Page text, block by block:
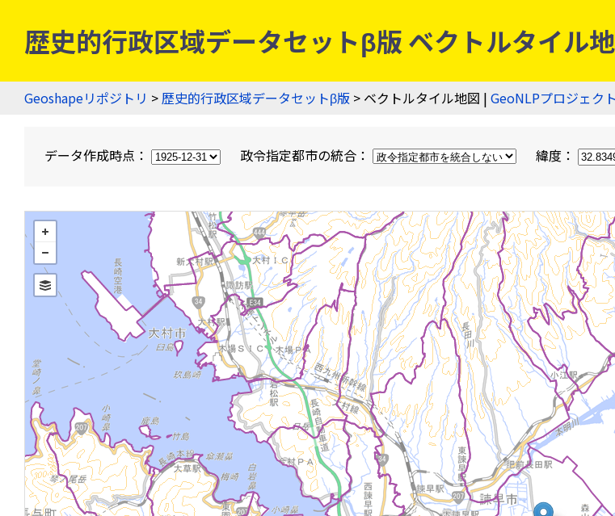
歴史的行政区域データセットβ版 ベクトルタイル
Geoshapeリポジトリ >歴史的行政区域データセットβ版 > ベクトルタイル地図 | GeoNLPプロジェクト
データ作成時点： 政令指定都市の統合： 緯度：